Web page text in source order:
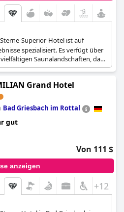
Sterne-Superior-Hotel ist auf
spezialisiert. Es verfügt über
Saunalandschaften, das
bietet. Gäste können
was es zu einem idealen
macht, die sowohl Luxus
suchen.
Grand Hotel
Bad Griesbach im Rottal
gut
Von 111 $
anzeigen
+12